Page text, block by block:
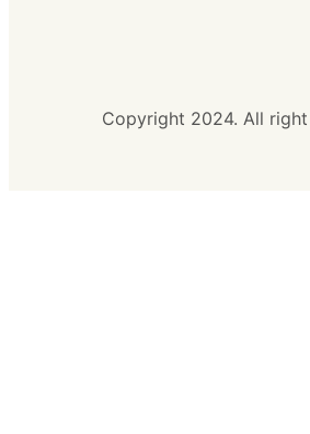
Copyright 2024. All